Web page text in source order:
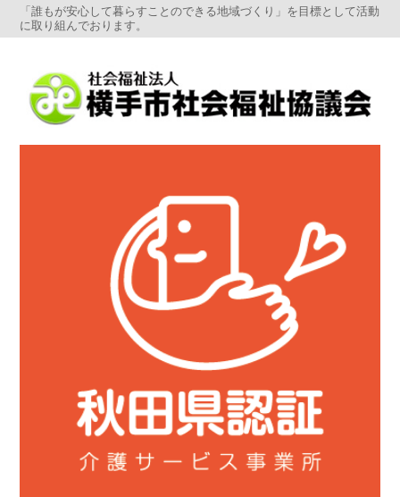
「誰もが安心して暮らすことのできる地域づくり」を目標として活動
に取り組んでおります。